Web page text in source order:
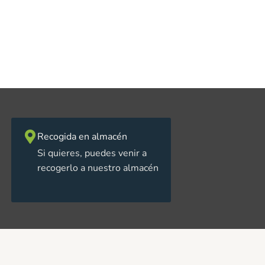
Recogida en almacén
Si quieres, puedes venir a
recogerlo a nuestro almacén